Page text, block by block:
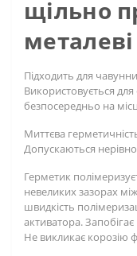
щільно
Підходить для
Використовується
безпосередньо на
Миттєва
Допускаються
Герметик
невеликих зазорах
швидкість
активатора.
Не викликає корозію